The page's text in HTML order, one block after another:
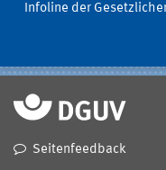
Infoline der
Seitenfeedback